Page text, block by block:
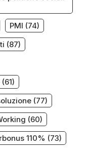
PMI (74)
(87)
(61)
(77)
(60)
110% (73)